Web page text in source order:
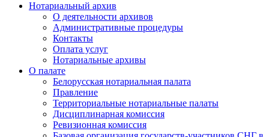
Нотариальный архив
О деятельности архивов
Административные процедуры
Контакты
Оплата услуг
Нотариальные архивы
О палате
Белорусская нотариальная палата
Правление
Территориальные нотариальные палаты
Дисциплинарная комиссия
Ревизионная комиссия